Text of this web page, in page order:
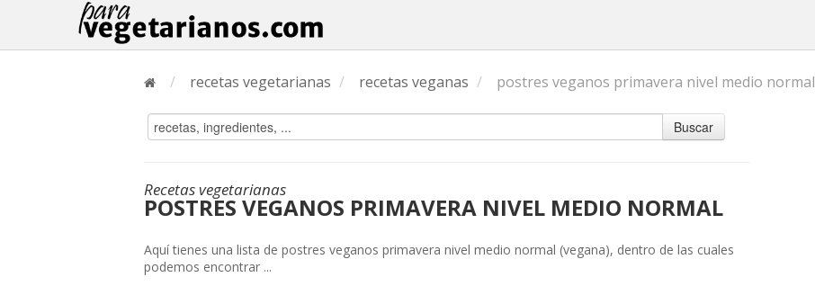
/ recetas vegetarianas / recetas veganas / postres veganos primavera nivel medio normal
Buscar
Recetas vegetarianas
POSTRES VEGANOS PRIMAVERA NIVEL MEDIO NORMAL
Aquí tienes una lista de postres veganos primavera nivel medio normal (vegana), dentro de las cuales
podemos encontrar ...